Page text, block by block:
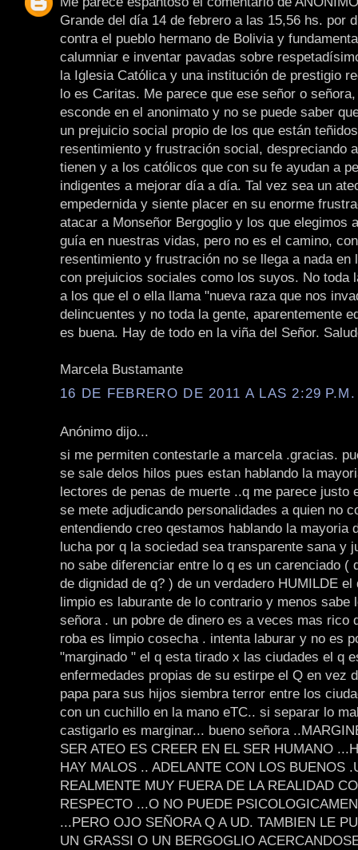
Grande del día 14 de febrero a las 15,56 hs. por
contra el pueblo hermano de Bolivia y
calumniar e inventar pavadas sobre
la Iglesia Católica y una institución de prestigio
lo es Caritas. Me parece que ese señor o
esconde en el anonimato y no se puede saber
un prejuicio social propio de los que están
resentimiento y frustración social, despreciando
tienen y a los católicos que con su fe ayudan a
indigentes a mejorar día a día. Tal vez sea un
empedernida y siente placer en su enorme
atacar a Monseñor Bergoglio y los que elegimos
guía en nuestras vidas, pero no es el camino,
resentimiento y frustración no se llega a nada en
con prejuicios sociales como los suyos. No toda
a los que el o ella llama "nueva raza que nos
delincuentes y no toda la gente, aparentemente
es buena. Hay de todo en la viña del Señor.
Marcela Bustamante
16 DE FEBRERO DE 2011 A LAS 2:29 P.M.
Anónimo dijo...
si me permiten contestarle a marcela .gracias.
se sale delos hilos pues estan hablando la
lectores de penas de muerte ..q me parece justo
se mete adjudicando personalidades a quien no
entendiendo creo qestamos hablando la mayoria
lucha por q la sociedad sea transparente sana y
no sabe diferenciar entre lo q es un carenciado (
de dignidad de q? ) de un verdadero HUMILDE el
limpio es laburante de lo contrario y menos sabe
señora . un pobre de dinero es a veces mas rico
roba es limpio cosecha . intenta laburar y no es
"marginado " el q esta tirado x las ciudades el q
enfermedades propias de su estirpe el Q en vez
papa para sus hijos siembra terror entre los
con un cuchillo en la mano eTC.. si separar lo
castigarlo es marginar... bueno señora
SER ATEO ES CREER EN EL SER HUMANO
HAY MALOS .. ADELANTE CON LOS BUENOS
REALMENTE MUY FUERA DE LA REALIDAD
RESPECTO ...O NO PUEDE
...PERO OJO SEÑORA Q A UD. TAMBIEN LE
UN GRASSI O UN BERGOGLIO